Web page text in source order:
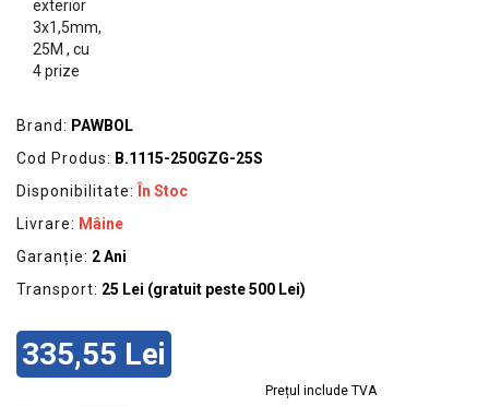
Brand: PAWBOL
Cod Produs: B.1115-250GZG-25S
Disponibilitate:
În Stoc
Livrare: Mâine
Garanție: 2 Ani
Transport: 25 Lei (gratuit peste 500 Lei)
335,55 Lei
Prețul include TVA